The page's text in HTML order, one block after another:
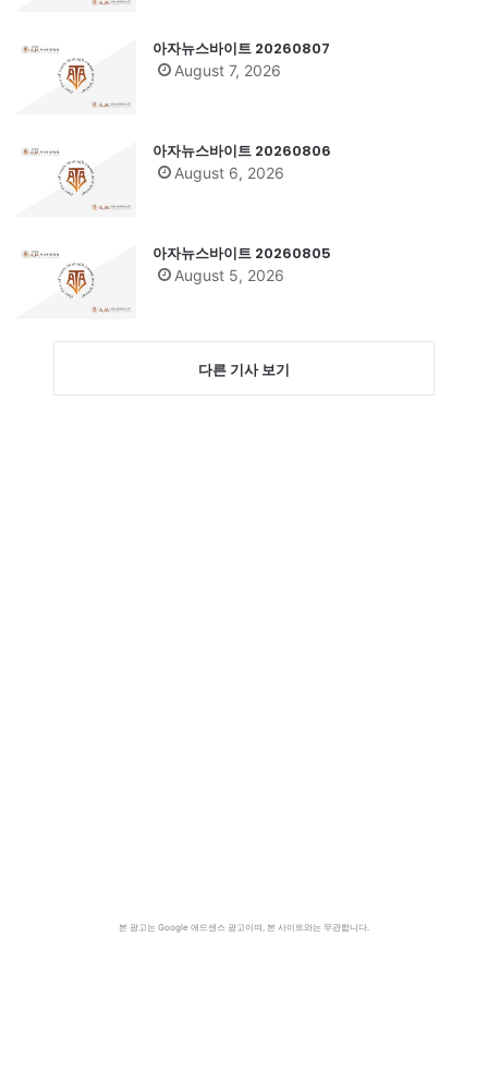
아자뉴스바이트 20260807
August 7, 2026
아자뉴스바이트 20260806
August 6, 2026
아자뉴스바이트 20260805
August 5, 2026
다른 기사 보기
본 광고는 Google 애드센스 광고이며, 본 사이트와는 무관합니다.